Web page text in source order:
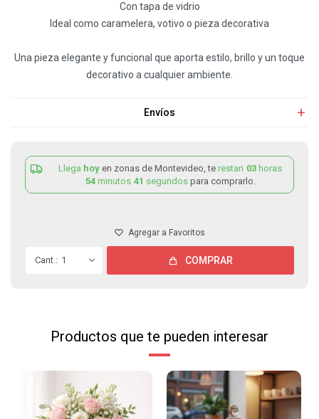
Con tapa de vidrio
Ideal como caramelera, votivo o pieza decorativa
Una pieza elegante y funcional que aporta estilo, brillo y un toque
decorativo a cualquier ambiente.
Envíos
Llega hoy en zonas de Montevideo, te restan 03 horas
54 minutos 41 segundos para comprarlo.
1 COMPRAR
Productos que te pueden interesar